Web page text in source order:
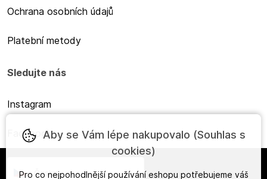
Ochrana osobních údajů
Platební metody
Sledujte nás
Instagram
Facebook
Česky
Aby se Vám lépe nakupovalo (Souhlas s
cookies)
Pro co nejpohodlnější používání eshopu potřebujeme váš